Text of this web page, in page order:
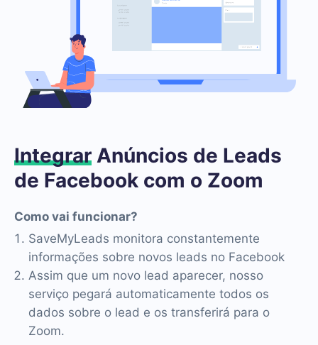
Integrar Anúncios de Leads
de Facebook com o Zoom
Como vai funcionar?
SaveMyLeads monitora constantemente
informações sobre novos leads no Facebook
Assim que um novo lead aparecer, nosso
serviço pegará automaticamente todos os
dados sobre o lead e os transferirá para o
Zoom.